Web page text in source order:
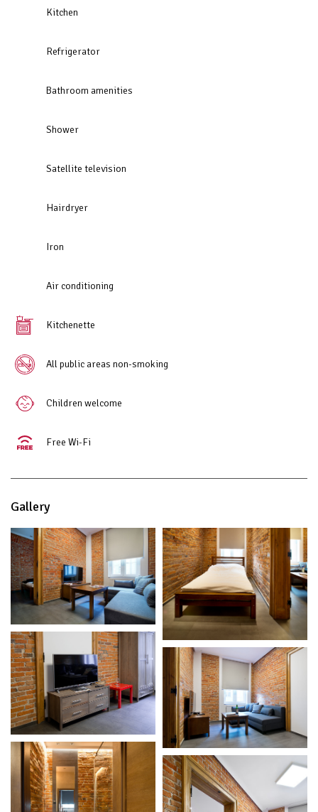
Kitchen
Refrigerator
Bathroom amenities
Shower
Satellite television
Hairdryer
Iron
Air conditioning
Kitchenette
All public areas non-smoking
Children welcome
Free Wi-Fi
Gallery